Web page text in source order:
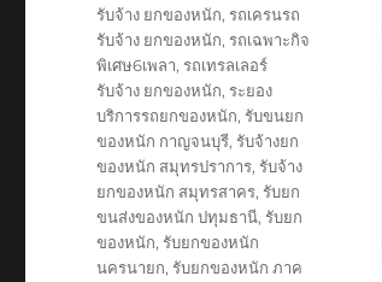
รับจ้าง ยกของหนัก,รถเครนรถ
รับจ้าง ยกของหนัก,รถเฉพาะกิจ
พิเศษ6เพลา,รถเทรลเลอร์
รับจ้าง ยกของหนัก,ระยอง
บริการรถยกของหนัก,รับขนยก
ของหนัก กาญจนบุรี,รับจ้างยก
ของหนัก สมุทรปราการ,รับจ้าง
ยกของหนัก สมุทรสาคร,รับยก
ขนส่งของหนัก ปทุมธานี,รับยก
ของหนัก,รับยกของหนัก
นครนายก,รับยกของหนัก ภาค